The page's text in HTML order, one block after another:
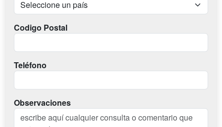
Codigo Postal
Teléfono
Observaciones